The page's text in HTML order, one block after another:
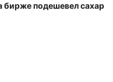
бирже подешевел сахар